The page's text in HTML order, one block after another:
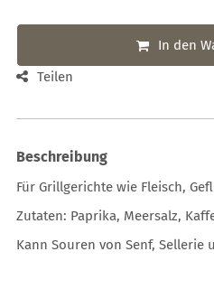
In den
Teilen
Beschreibung
Für Grillgerichte wie Fleisch,
Zutaten: Paprika, Meersalz,
Kann Souren von Senf, Sellerie